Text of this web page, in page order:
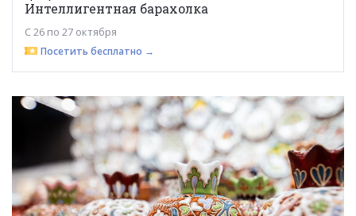
Интеллигентная барахолка
С 26 по 27 октября
Посетить бесплатно →